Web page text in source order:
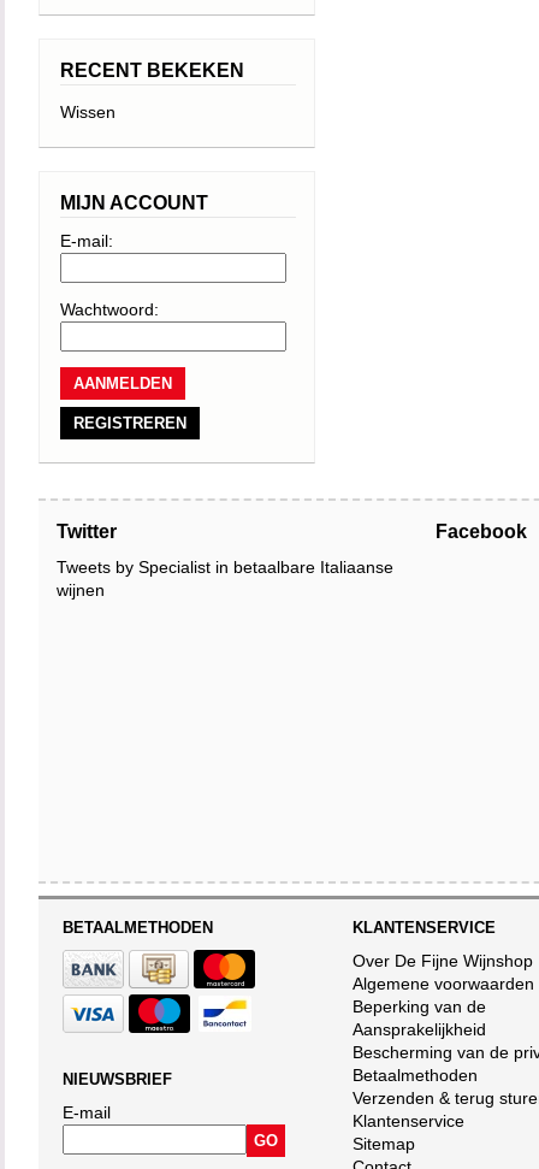
RECENT BEKEKEN
Wissen
MIJN ACCOUNT
E-mail:
Wachtwoord:
REGISTREREN
Twitter
Tweets by Specialist in betaalbare Italiaanse
wijnen
Facebook
BETAALMETHODEN
NIEUWSBRIEF
E-mail
KLANTENSERVICE
Over De Fijne Wijnshop
Algemene voorwaarden
Beperking van de
Aansprakelijkheid
Bescherming van de
Betaalmethoden
Verzenden & terug
Klantenservice
Sitemap